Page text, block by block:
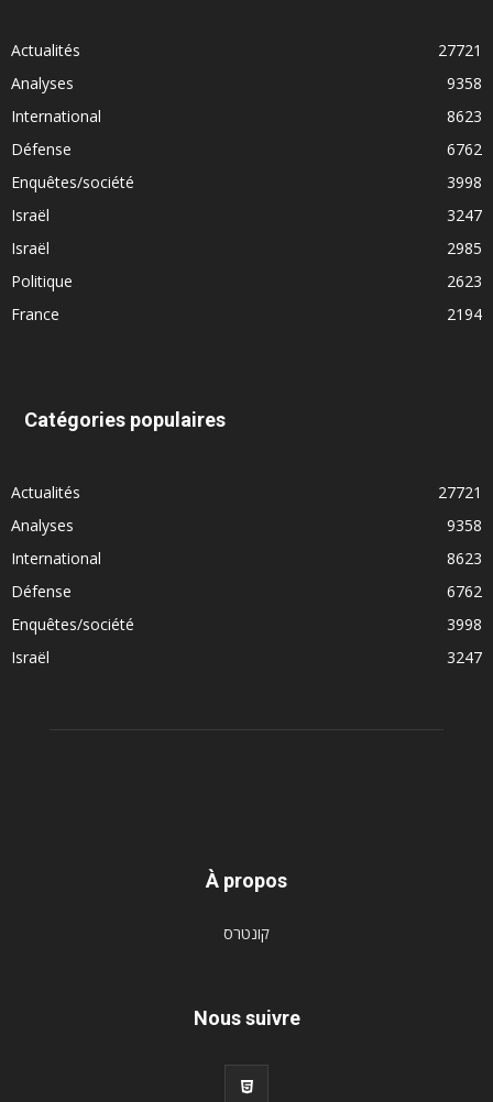
Actualités
27721
Analyses
9358
International
8623
Défense
6762
Enquêtes/société
3998
Israël
3247
Israël
2985
Politique
2623
France
2194
Catégories populaires
Actualités
27721
Analyses
9358
International
8623
Défense
6762
Enquêtes/société
3998
Israël
3247
À propos
קונטרס
Nous suivre